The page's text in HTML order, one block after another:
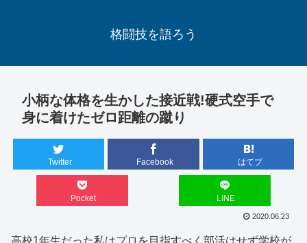
格闘技を語ろう
小柄な体格を生かした接近戦!硬式空手で
身に着けたゼロ距離の蹴り
Twitter Facebook はてブ
Pocket LINE
2020.06.23